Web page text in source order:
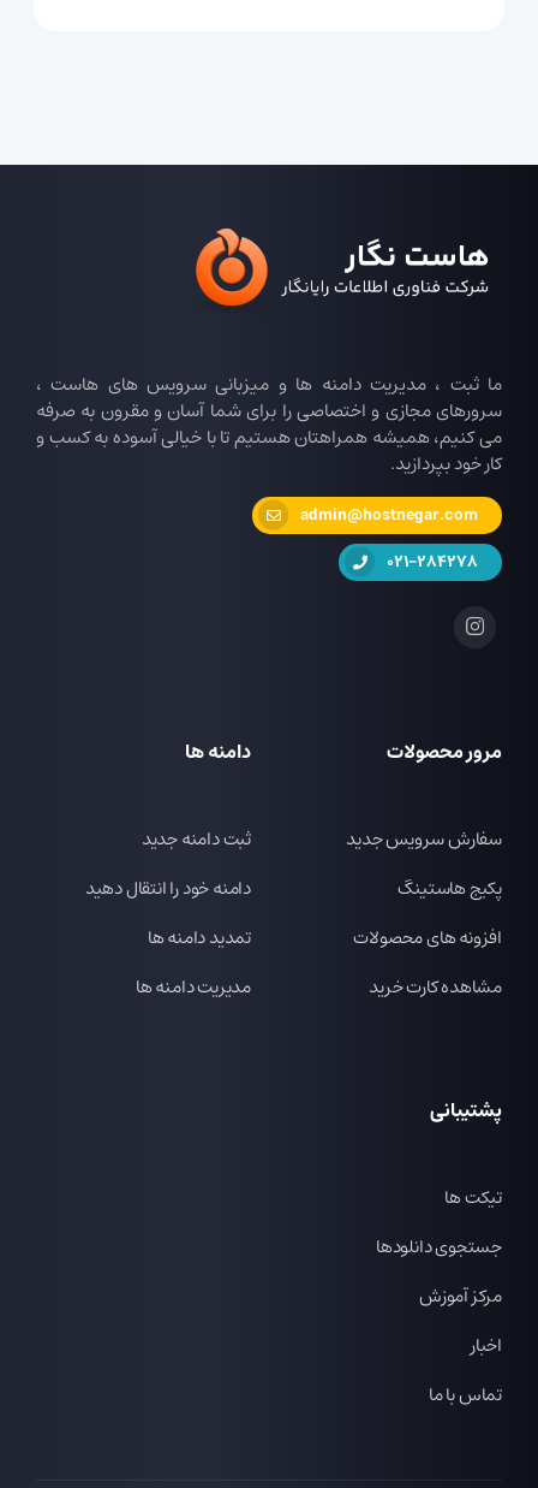
ما ثبت ، مدیریت دامنه ها و میزبانی سرویس های هاست ،
سرورهای مجازی و اختصاصی را برای شما آسان و مقرون به صرفه
می کنیم، همیشه همراهتان هستیم تا با خیالی آسوده به کسب و
کار خود بپردازید.
admin@hostnegar.com
021-284278
مرور محصولات
سفارش سرویس جدید
پکیج هاستینگ
افزونه های محصولات
مشاهده کارت خرید
دامنه ها
ثبت دامنه جدید
دامنه خود را انتقال دهید
تمدید دامنه ها
مدیریت دامنه ها
پشتیبانی
تیکت ها
جستجوی دانلودها
مرکز آموزش
اخبار
تماس با ما